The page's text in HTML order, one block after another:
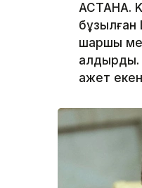
АСТАНА.
шаршы
қажет